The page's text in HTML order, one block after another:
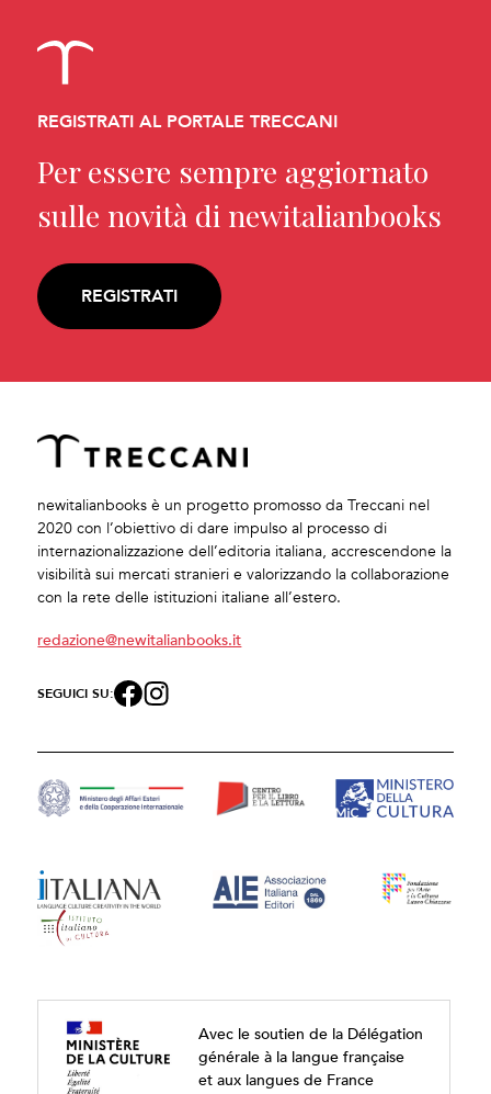
REGISTRATI AL PORTALE TRECCANI
Per essere sempre aggiornato
sulle novità di newitalianbooks
REGISTRATI
newitalianbooks è un progetto promosso da Treccani nel
2020 con l’obiettivo di dare impulso al processo di
internazionalizzazione dell’editoria italiana, accrescendone la
visibilità sui mercati stranieri e valorizzando la collaborazione
con la rete delle istituzioni italiane all’estero.
redazione@newitalianbooks.it
SEGUICI SU:
Avec le soutien de la Délégation
générale à la langue française
et aux langues de France